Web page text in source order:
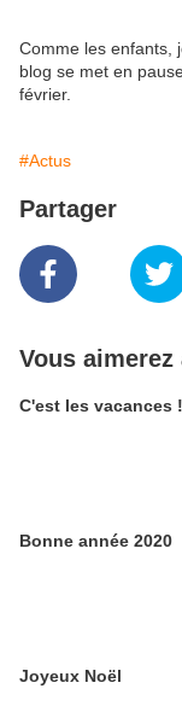
Comme les enfants,
blog se met en
février.
#Actus
Partager
Vous aimerez
C'est les vacances
Bonne année 2020
Joyeux Noël